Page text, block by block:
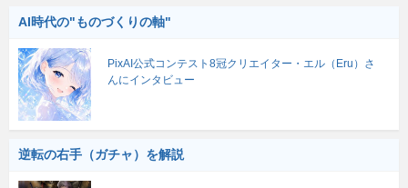
AI時代の"ものづくりの軸"
PixAI公式コンテスト8冠クリエイター・エル（Eru）さ
んにインタビュー
逆転の右手（ガチャ）を解説